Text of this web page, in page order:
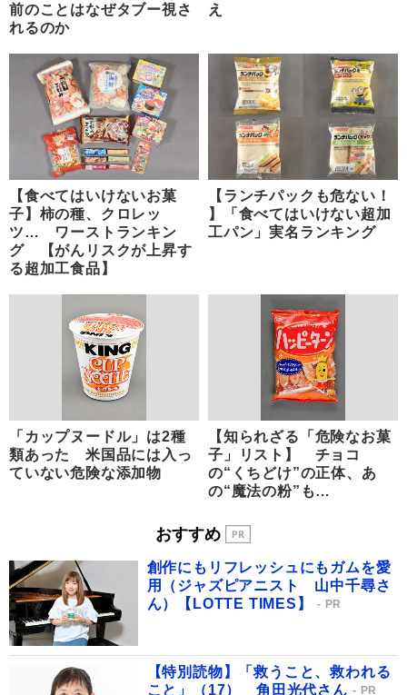
前のことはなぜタブー視さ
れるのか
え
【食べてはいけないお菓
子】柿の種、クロレッ
ツ… ワーストランキン
グ 【がんリスクが上昇す
る超加工食品】
【ランチパックも危ない！
】「食べてはいけない超加
工パン」実名ランキング
「カップヌードル」は2種
類あった 米国品には入っ
ていない危険な添加物
【知られざる「危険なお菓
子」リスト】 チョコ
の“くちどけ”の正体、あ
の“魔法の粉”も…
おすすめ
創作にもリフレッシュにもガムを愛
用（ジャズピアニスト 山中千尋さ
ん）【LOTTE TIMES】
PR
【特別読物】「救うこと、救われる
こと」（17） 角田光代さん
PR